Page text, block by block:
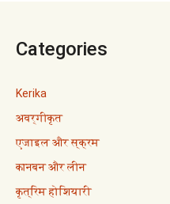
Categories
Kerika
अवर्गीकृत
एजाइल और स्क्रम
कानबन और लीन
कृत्रिम होशियारी